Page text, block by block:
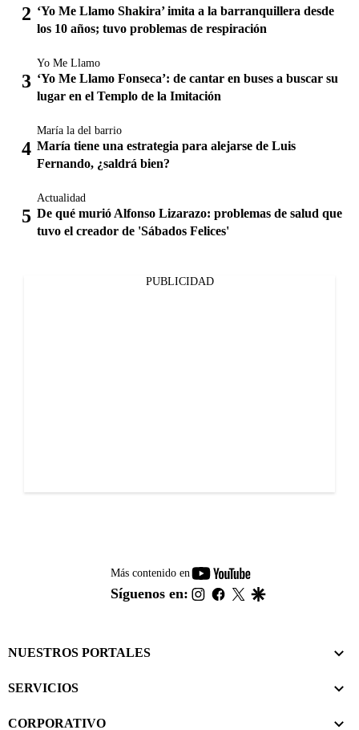
‘Yo Me Llamo Shakira’ imita a la barranquillera desde
los 10 años; tuvo problemas de respiración
Yo Me Llamo
‘Yo Me Llamo Fonseca’: de cantar en buses a buscar su
lugar en el Templo de la Imitación
María la del barrio
María tiene una estrategia para alejarse de Luis
Fernando, ¿saldrá bien?
Actualidad
De qué murió Alfonso Lizarazo: problemas de salud que
tuvo el creador de 'Sábados Felices'
PUBLICIDAD
Más contenido en
youtube-
footer
Síguenos en: instagram
facebook
twitter
NUESTROS PORTALES
SERVICIOS
CORPORATIVO